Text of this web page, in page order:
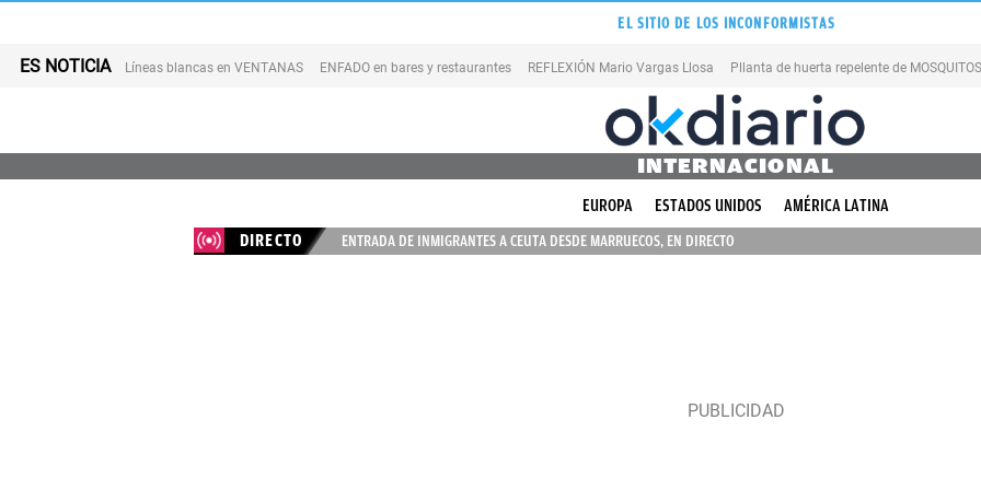
EL SITIO DE LOS INCONFORMISTAS
ES NOTICIA Líneas blancas en VENTANAS ENFADO en bares y restaurantes REFLEXIÓN Mario Vargas Llosa Pllanta de huerta repelente de MOSQUITOS
INTERNACIONAL
EUROPA ESTADOS UNIDOS
AMÉRICA LATINA
DIRECTO
ENTRADA DE INMIGRANTES A CEUTA DESDE MARRUECOS, EN DIRECTO